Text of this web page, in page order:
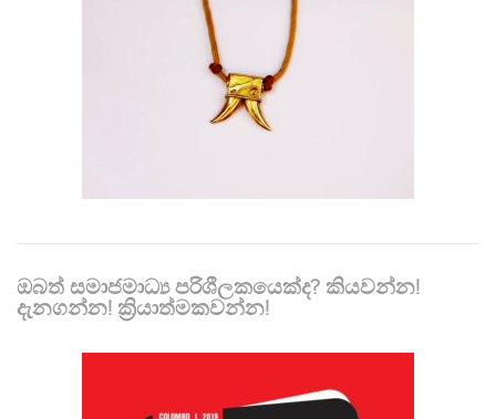
ඔබත් සමාජමාධ්‍ය පරිශීලකයෙක්ද? කියවන්න!
දැනගන්න! ක්‍රියාත්මකවන්න!